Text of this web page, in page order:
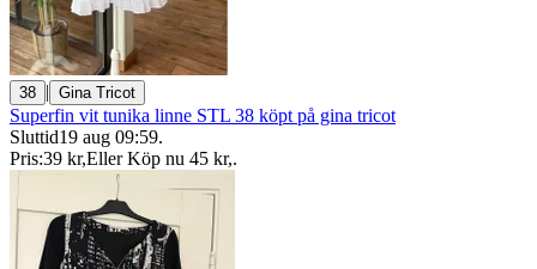
38 | Gina Tricot
Superfin vit tunika linne STL 38 köpt på gina tricot
Sluttid19 aug 09:59.
Pris:39 kr,Eller Köp nu 45 kr,.